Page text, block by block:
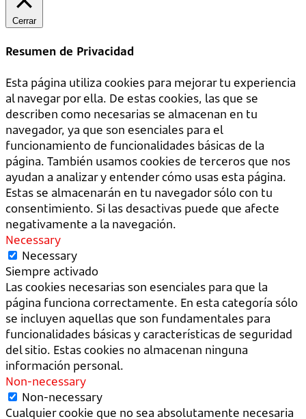
Cerrar
Resumen de Privacidad
Esta página utiliza cookies para mejorar tu experiencia
al navegar por ella. De estas cookies, las que se
describen como necesarias se almacenan en tu
navegador, ya que son esenciales para el
funcionamiento de funcionalidades básicas de la
página. También usamos cookies de terceros que nos
ayudan a analizar y entender cómo usas esta página.
Estas se almacenarán en tu navegador sólo con tu
consentimiento. Si las desactivas puede que afecte
negativamente a la navegación.
Necessary
Necessary
Siempre activado
Las cookies necesarias son esenciales para que la
página funciona correctamente. En esta categoría sólo
se incluyen aquellas que son fundamentales para
funcionalidades básicas y características de seguridad
del sitio. Estas cookies no almacenan ninguna
información personal.
Non-necessary
Non-necessary
Cualquier cookie que no sea absolutamente necesaria